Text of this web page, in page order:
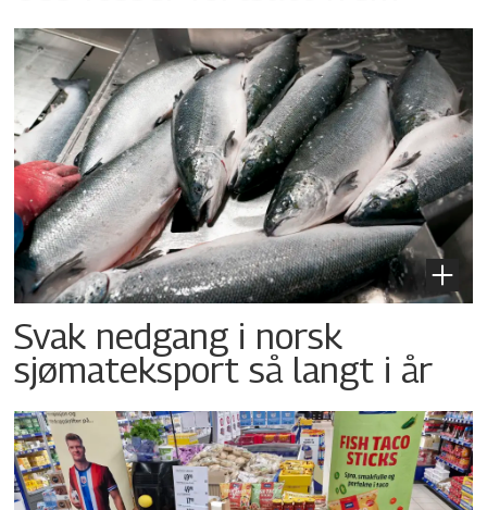
Svak nedgang i norsk
sjømateksport så langt i år